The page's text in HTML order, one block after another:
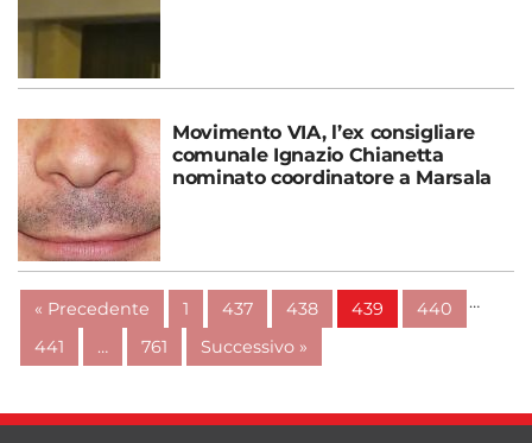
Movimento VIA, l’ex consigliare
comunale Ignazio Chianetta
nominato coordinatore a Marsala
« Precedente 1 …
437 438 439
440
441
… 761 Successivo »